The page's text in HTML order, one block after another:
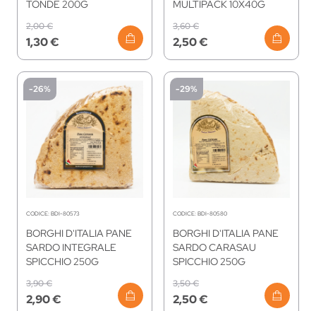
TONDE 200G
1,30 €
2,00 €
MULTIPACK 10X40G
2,50 €
3,60 €
-26%
CODICE: BDI-80573
BORGHI D'ITALIA PANE
SARDO INTEGRALE
SPICCHIO 250G
2,90 €
3,90 €
-29%
CODICE: BDI-80580
BORGHI D'ITALIA PANE
SARDO CARASAU
SPICCHIO 250G
2,50 €
3,50 €